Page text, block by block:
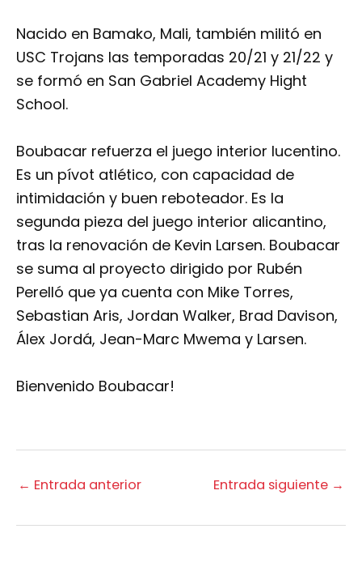
Nacido en Bamako, Mali, también militó en
USC Trojans las temporadas 20/21 y 21/22 y
se formó en San Gabriel Academy Hight
School.
Boubacar refuerza el juego interior lucentino.
Es un pívot atlético, con capacidad de
intimidación y buen reboteador. Es la
segunda pieza del juego interior alicantino,
tras la renovación de Kevin Larsen. Boubacar
se suma al proyecto dirigido por Rubén
Perelló que ya cuenta con Mike Torres,
Sebastian Aris, Jordan Walker, Brad Davison,
Álex Jordá, Jean-Marc Mwema y Larsen.
Bienvenido Boubacar!
← Entrada anterior Entrada siguiente →